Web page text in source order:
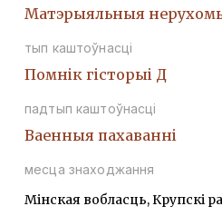
Матэрыяльныя
тып каштоўнасці
Помнiк гiсторыi Д
падтып каштоўнасці
Ваенныя пахаваннi
месца знаходжання
Мінская вобласць, Крупскі